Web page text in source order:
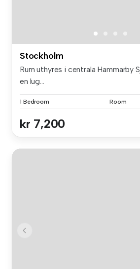
Stockholm
Rum uthyres i centrala Hammarby
en lug...
1 Bedroom Room
kr 7,200